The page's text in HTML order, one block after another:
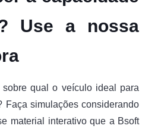
Use a nossa
sobre qual o veículo ideal para
Faça simulações considerando
material interativo que a Bsoft